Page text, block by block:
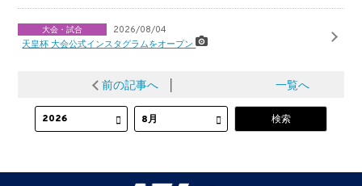
大会・試合 2026/08/04
天皇杯 大会公式インスタグラムをオープン
前の記事へ│ 一覧へ